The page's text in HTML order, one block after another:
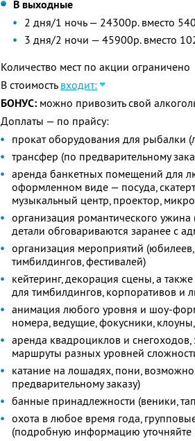
В выходные
2 дня/1 ночь — 24300р. вместо
3 дня/2 ночи — 45900р. вместо
Количество мест по акции ограничено
В стоимость входит:
БОНУС: можно привозить свой
Доплаты — по прайсу:
прокат оборудования для рыбалки
трансфер (по предварительному
аренда банкетных помещений для
оформленном виде — посуда,
музыкальный центр, проектор,
организация романтического
детали обговариваются заранее с
организация мероприятий
тимбилдингов, фестивалей)
кейтеринг, декорация сцены, а
для тимбилдингов, корпоративов и
анимация любого уровня и шоу-
номера, ведущие, фокусники,
аренда квадроциклов и
маршруты разных уровней
катание на лошадях, пони,
предварительному заказу)
банные принадлежности (веники,
охота в любое время года,
(подробную информацию уточняйте